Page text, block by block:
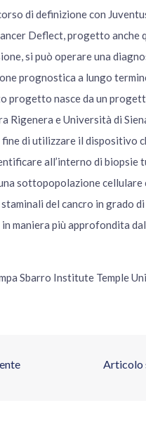
di definizione con
Deflect, progetto anche
si può operare una
prognostica a lungo
progetto nasce da un
Rigenera e Università di
di utilizzare il dispositivo
all’interno di biopsie
sottopopolazione cellulare
del cancro in grado
maniera più approfondita
Sbarro Institute Temple
Articolo